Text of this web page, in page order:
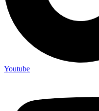
Youtube